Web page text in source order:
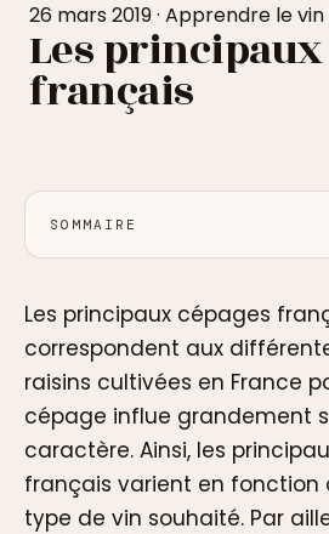
26 mars 2019· Apprendre le vin
Les principaux
français
SOMMAIRE
Les principaux cépages
correspondent aux
raisins cultivées en France
cépage influe grandement
caractère. Ainsi, les
français varient en fonction
type de vin souhaité. Par